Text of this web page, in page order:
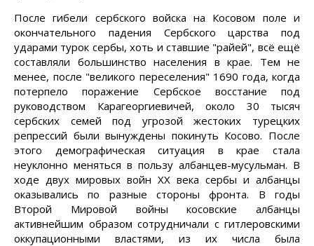
После гибели сербского войска на Косовом поле и
окончательного падения Сербского царства под
ударами турок сербы, хоть и ставшие "райей", всё ещё
составляли большинство населения в крае. Тем не
менее, после "великого переселения" 1690 года, когда
потерпело поражение Сербское восстание под
руководством Карагеоргиевичей, около 30 тысяч
сербских семей под угрозой жестоких турецких
репрессий были вынуждены покинуть Косово. После
этого демографическая ситуация в крае стала
неуклонно меняться в пользу албанцев-мусульман. В
ходе двух мировых войн XX века сербы и албанцы
оказывались по разные стороны фронта. В годы
Второй Мировой войны косовские албанцы
активнейшим образом сотрудничали с гитлеровскими
оккупационными властями, из их числа была